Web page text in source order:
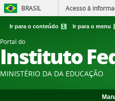
BRASIL Acesso à
Ir para o conteúdo 1 Ir para o menu
Portal do
Instituto
MINISTÉRIO DA DA EDUCAÇÃO